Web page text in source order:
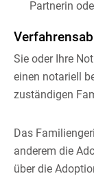
Partnerin
Sie oder Ihre
einen notariell
zuständigen
Das
anderem die
über die